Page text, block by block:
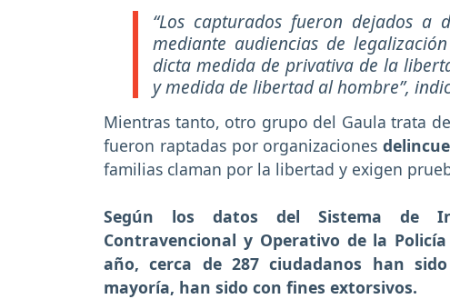
“Los capturados fueron dejados a
mediante audiencias de
dicta medida de privativa de la
y medida de libertad al hombre”,
Mientras tanto, otro grupo del Gaula trata
fueron raptadas por organizaciones
familias claman por la libertad y exigen
Según los datos del Sistema de
Contravencional y Operativo de la
año, cerca de 287 ciudadanos han
mayoría, han sido con fines extorsivos.